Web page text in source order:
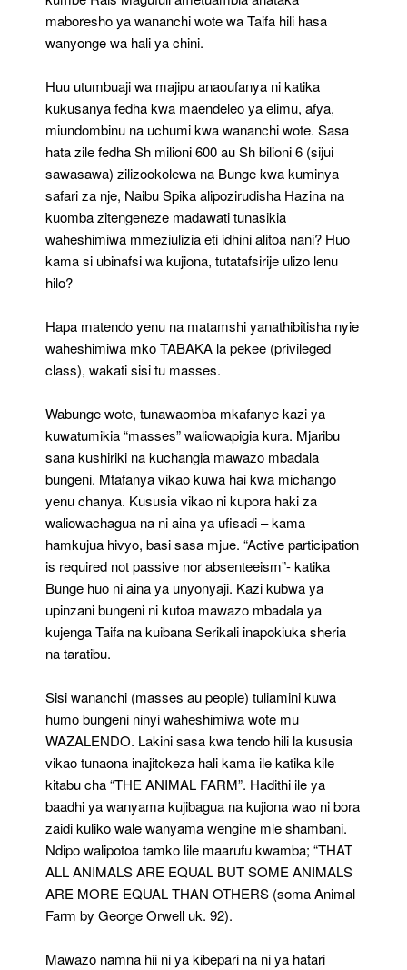
maboresho ya wananchi wote wa Taifa hili hasa
wanyonge wa hali ya chini.
Huu utumbuaji wa majipu anaoufanya ni katika
kukusanya fedha kwa maendeleo ya elimu, afya,
miundombinu na uchumi kwa wananchi wote. Sasa
hata zile fedha Sh milioni 600 au Sh bilioni 6 (sijui
sawasawa) zilizookolewa na Bunge kwa kuminya
safari za nje, Naibu Spika alipozirudisha Hazina na
kuomba zitengeneze madawati tunasikia
waheshimiwa mmeziulizia eti idhini alitoa nani? Huo
kama si ubinafsi wa kujiona, tutatafsirije ulizo lenu
hilo?
Hapa matendo yenu na matamshi yanathibitisha nyie
waheshimiwa mko TABAKA la pekee (privileged
class), wakati sisi tu masses.
Wabunge wote, tunawaomba mkafanye kazi ya
kuwatumikia “masses” waliowapigia kura. Mjaribu
sana kushiriki na kuchangia mawazo mbadala
bungeni. Mtafanya vikao kuwa hai kwa michango
yenu chanya. Kususia vikao ni kupora haki za
waliowachagua na ni aina ya ufisadi – kama
hamkujua hivyo, basi sasa mjue. “Active participation
is required not passive nor absenteeism”- katika
Bunge huo ni aina ya unyonyaji. Kazi kubwa ya
upinzani bungeni ni kutoa mawazo mbadala ya
kujenga Taifa na kuibana Serikali inapokiuka sheria
na taratibu.
Sisi wananchi (masses au people) tuliamini kuwa
humo bungeni ninyi waheshimiwa wote mu
WAZALENDO. Lakini sasa kwa tendo hili la kususia
vikao tunaona inajitokeza hali kama ile katika kile
kitabu cha “THE ANIMAL FARM”. Hadithi ile ya
baadhi ya wanyama kujibagua na kujiona wao ni bora
zaidi kuliko wale wanyama wengine mle shambani.
Ndipo walipotoa tamko lile maarufu kwamba; “THAT
ALL ANIMALS ARE EQUAL BUT SOME ANIMALS
ARE MORE EQUAL THAN OTHERS (soma Animal
Farm by George Orwell uk. 92).
Mawazo namna hii ni ya kibepari na ni ya hatari